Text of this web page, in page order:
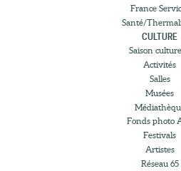
France
Santé/
CULTURE
Saison
Activités
Salles
Musées
Fonds photo
Festivals
Artistes
Réseau 65